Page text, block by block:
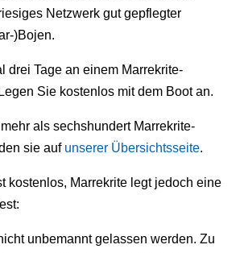
Netzwerk gut gepflegter
)Bojen.
drei Tage an einem Marrekrite-
Sie kostenlos mit dem Boot an.
als sechshundert Marrekrite-
sie auf unserer Übersichtsseite.
kostenlos, Marrekrite legt jedoch eine
unbemannt gelassen werden. Zu